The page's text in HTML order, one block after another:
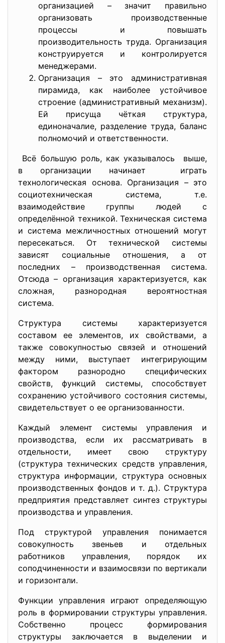
организацией – значит правильно
организовать производственные
процессы и повышать
производительность труда. Организация
конструируется и контролируется
менеджерами.
Организация – это административная
пирамида, как наиболее устойчивое
строение (административный механизм).
Ей присуща чёткая структура,
единоначалие, разделение труда, баланс
полномочий и ответственности.
Всё большую роль, как указывалось выше,
в организации начинает играть
технологическая основа. Организация – это
социотехническая система, т.е.
взаимодействие группы людей с
определённой техникой. Техническая система
и система межличностных отношений могут
пересекаться. От технической системы
зависят социальные отношения, а от
последних – производственная система.
Отсюда – организация характеризуется, как
сложная, разнородная вероятностная
система.
Структура системы характеризуется
составом ее элементов, их свойствами, а
также совокупностью связей и отношений
между ними, выступает интегрирующим
фактором разнородно специфических
свойств, функций системы, способствует
сохранению устойчивого состояния системы,
свидетельствует о ее организованности.
Каждый элемент системы управления и
производства, если их рассматривать в
отдельности, имеет свою структуру
(структура технических средств управления,
структура информации, структура основных
производственных фондов и т. д.). Структура
предприятия представляет синтез структуры
производства и управления.
Под структурой управления понимается
совокупность звеньев и отдельных
работников управления, порядок их
соподчиненности и взаимосвязи по вертикали
и горизонтали.
Функции управления играют определяющую
роль в формировании структуры управления.
Собственно процесс формирования
структуры заключается в выделении и